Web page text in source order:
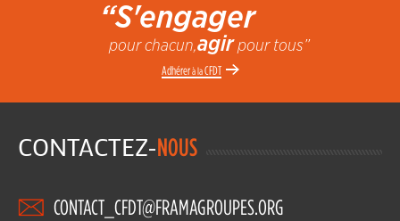
“S'engager
pour chacun,agirpour tous”
Adhérerà laCFDT
CONTACTEZ-NOUS
CONTACT_CFDT@FRAMAGROUPES.ORG